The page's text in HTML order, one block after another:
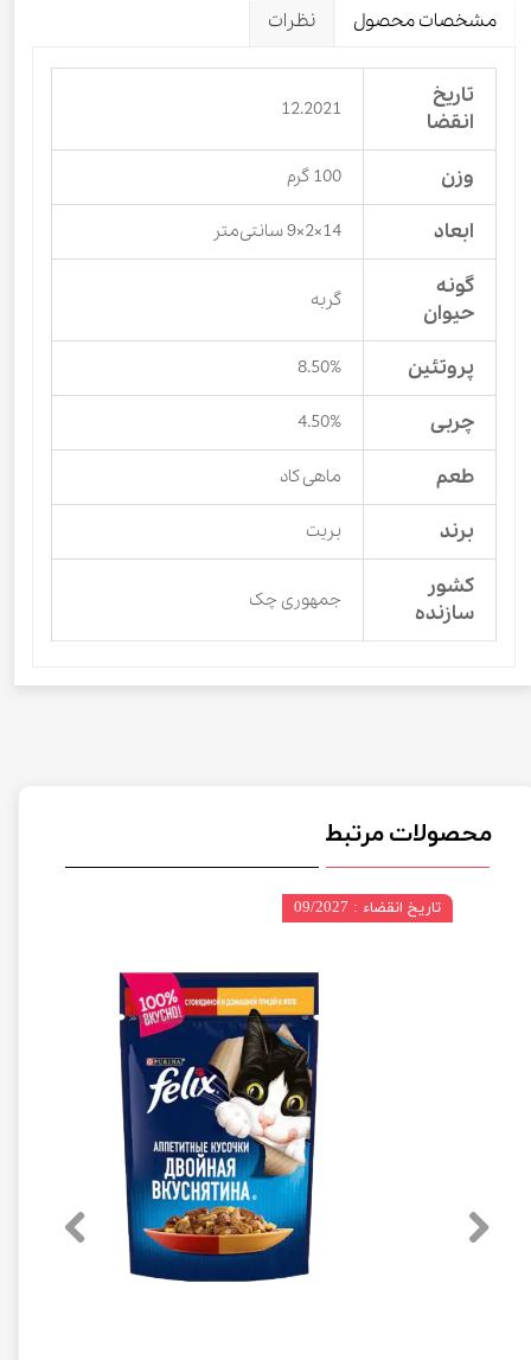
مشخصات محصول نظرات
تاریخ
انقضا
12.2021
وزن 100 گرم
ابعاد 14×2×9 سانتی‌متر
گونه
حیوان
گربه
پروتئین 8.50%
چربی 4.50%
طعم ماهی کاد
برند بریت
کشور
سازنده
جمهوری چک
محصولات مرتبط
تاریخ انقضاء : 09/2027